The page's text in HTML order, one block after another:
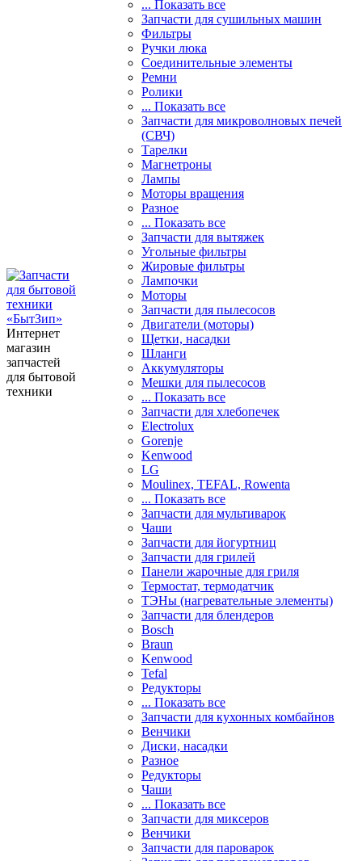
Интернет
магазин
запчастей
для бытовой
техники
... Показать все
Запчасти для сушильных машин
Фильтры
Ручки люка
Соединительные элементы
Ремни
Ролики
... Показать все
Запчасти для микроволновых печей
(СВЧ)
Тарелки
Магнетроны
Лампы
Моторы вращения
Разное
... Показать все
Запчасти для вытяжек
Угольные фильтры
Жировые фильтры
Лампочки
Моторы
Запчасти для пылесосов
Двигатели (моторы)
Щетки, насадки
Шланги
Аккумуляторы
Мешки для пылесосов
... Показать все
Запчасти для хлебопечек
Electrolux
Gorenje
Kenwood
LG
Moulinex, TEFAL, Rowenta
... Показать все
Запчасти для мультиварок
Чаши
Запчасти для йогуртниц
Запчасти для грилей
Панели жарочные для гриля
Термостат, термодатчик
ТЭНы (нагревательные элементы)
Запчасти для блендеров
Bosch
Braun
Kenwood
Tefal
Редукторы
... Показать все
Запчасти для кухонных комбайнов
Венчики
Диски, насадки
Разное
Редукторы
Чаши
... Показать все
Запчасти для миксеров
Венчики
Запчасти для пароварок